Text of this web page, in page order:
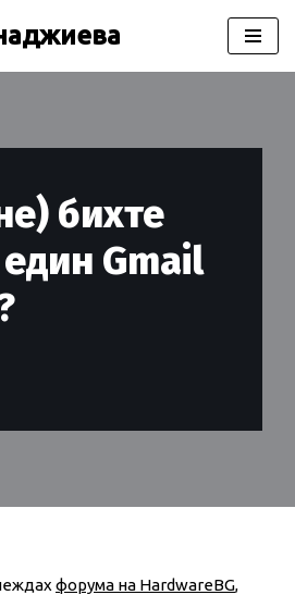
бихте
Gmail
форума на HardwareBG,